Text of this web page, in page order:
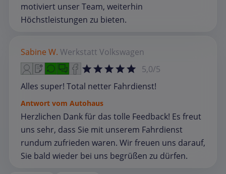
motiviert unser Team, weiterhin
Höchstleistungen zu bieten.
Sabine W. Werkstatt Volkswagen
5,0/5
Alles super! Total netter Fahrdienst!
Antwort vom Autohaus
Herzlichen Dank für das tolle Feedback! Es freut
uns sehr, dass Sie mit unserem Fahrdienst
rundum zufrieden waren. Wir freuen uns darauf,
Sie bald wieder bei uns begrüßen zu dürfen.